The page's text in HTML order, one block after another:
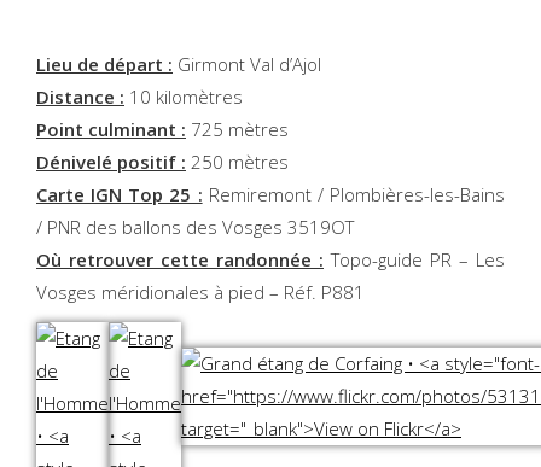
Lieu de départ : Girmont Val d’Ajol
Distance : 10 kilomètres
Point culminant : 725 mètres
Dénivelé positif : 250 mètres
Carte IGN Top 25 : Remiremont / Plombières-les-Bains
/ PNR des ballons des Vosges 3519OT
Où retrouver cette randonnée : Topo-guide PR – Les
Vosges méridionales à pied – Réf. P881